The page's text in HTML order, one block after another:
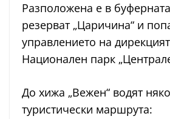
Разположена е в
резерват „Царичина“ и
управлението на
Национален парк
До хижа „Вежен“ водят
туристически маршрута: